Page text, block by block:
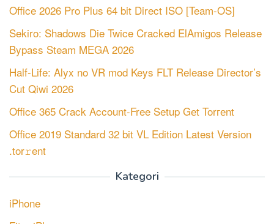
Office 2026 Pro Plus 64 bit Direct ISO [Team-OS]
Sekiro: Shadows Die Twice Cracked ElAmigos Release
Bypass Steam MEGA 2026
Half-Life: Alyx no VR mod Keys FLT Release Director’s
Cut Qiwi 2026
Office 365 Crack Account-Free Setup Gеt Torгеnt
Office 2019 Standard 32 bit VL Edition Latest Version
.tor𝚛ent
Kategori
iPhone